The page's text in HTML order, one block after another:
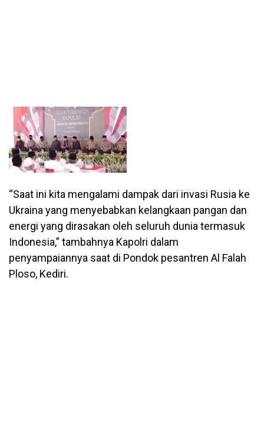
“Saat ini kita mengalami dampak dari invasi Rusia ke
Ukraina yang menyebabkan kelangkaan pangan dan
energi yang dirasakan oleh seluruh dunia termasuk
Indonesia,” tambahnya Kapolri dalam
penyampaiannya saat di Pondok pesantren Al Falah
Ploso, Kediri.